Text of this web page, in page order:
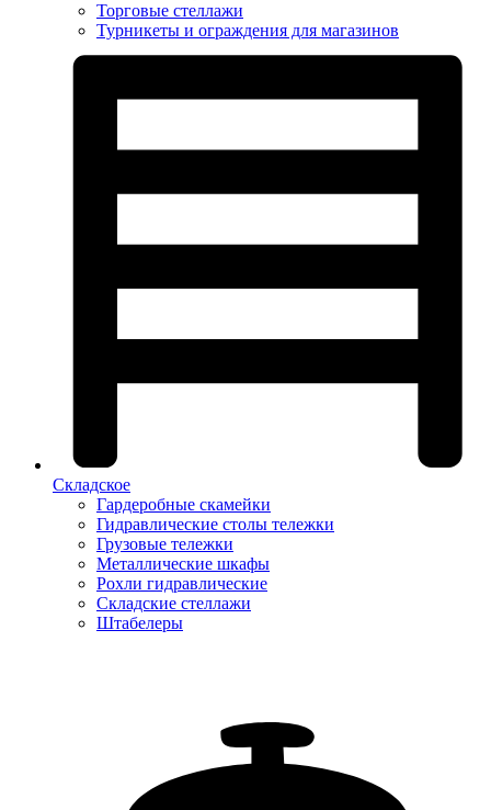
Торговые стеллажи
Турникеты и ограждения для магазинов
Складское
Гардеробные скамейки
Гидравлические столы тележки
Грузовые тележки
Металлические шкафы
Рохли гидравлические
Складские стеллажи
Штабелеры